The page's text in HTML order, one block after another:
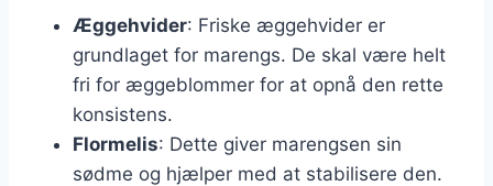
Æggehvider: Friske æggehvider er
grundlaget for marengs. De skal være helt
fri for æggeblommer for at opnå den rette
konsistens.
Flormelis: Dette giver marengsen sin
sødme og hjælper med at stabilisere den.